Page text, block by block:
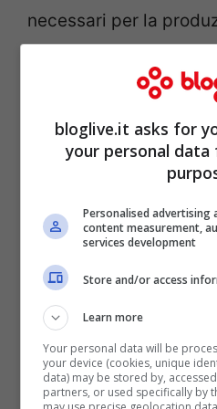
necessari per la
Inserito un po’
categoria Best
l’interpretazione di Di
bloglive.it asks for
your personal
Personalised advertising
content measurement,
services development
Store and/or access
Learn more
Your personal data will be
your device (cookies, unique
data) may be stored by,
partners, or used specifically by